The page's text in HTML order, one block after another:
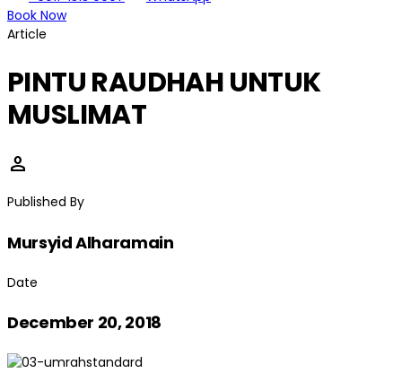
Book Now
Article
PINTU RAUDHAH UNTUK
MUSLIMAT
person
Published By
Mursyid Alharamain
Date
December 20, 2018